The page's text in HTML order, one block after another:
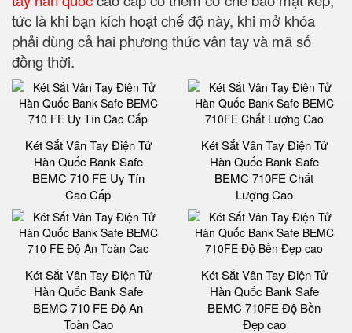
tức là khi bạn kích hoạt chế độ này, khi mở khóa
phải dùng cả hai phương thức vân tay và mã số
đồng thời.
Két Sắt Vân Tay Điện Tử
Hàn Quốc Bank Safe
BEMC 710 FE Uy Tín
Cao Cấp
Két Sắt Vân Tay Điện Tử
Hàn Quốc Bank Safe
BEMC 710FE Chất
Lượng Cao
Két Sắt Vân Tay Điện Tử
Hàn Quốc Bank Safe
BEMC 710 FE Độ An
Toàn Cao
Két Sắt Vân Tay Điện Tử
Hàn Quốc Bank Safe
BEMC 710FE Độ Bền
Đẹp cao